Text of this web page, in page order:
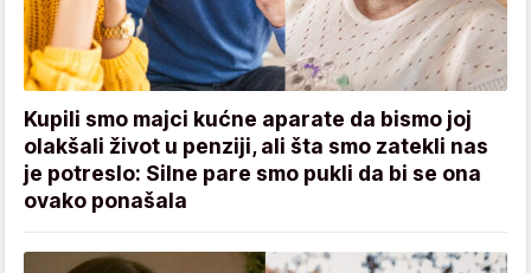
Kupili smo majci kućne aparate da bismo joj
olakšali život u penziji, ali šta smo zatekli nas
je potreslo: Silne pare smo pukli da bi se ona
ovako ponašala